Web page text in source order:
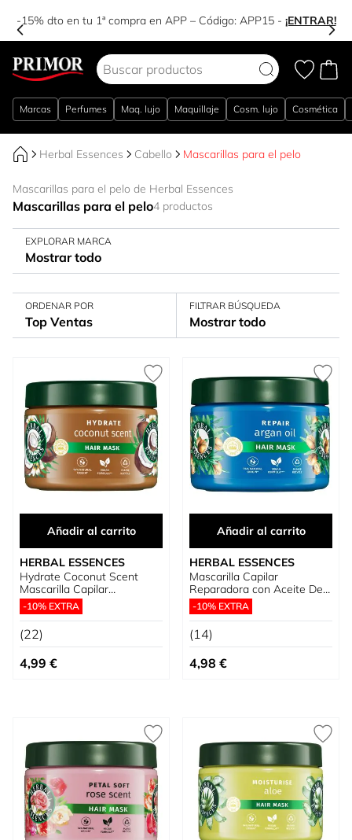
-15% dto en tu 1ª compra en APP – Código: APP15- ¡ENTRAR!
Marcas Perfumes Maq. lujo Maquillaje Cosm. lujo Cosmética
Herbal Essences Cabello Mascarillas para el pelo
Mascarillas para el pelo de Herbal Essences
Mascarillas para el pelo4 productos
EXPLORAR MARCA
Mostrar todo
ORDENAR POR
Top Ventas
FILTRAR BÚSQUEDA
Mostrar todo
Añadir al carrito
HERBAL ESSENCES
Hydrate Coconut Scent
Mascarilla Capilar
Hidratante Aroma a Coco
-10% EXTRA
(22)
4,99 €
Añadir al carrito
HERBAL ESSENCES
Mascarilla Capilar
Reparadora con Aceite De
Argán
-10% EXTRA
(14)
4,98 €